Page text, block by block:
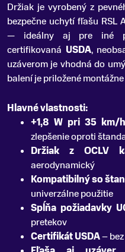
Držiak je vyrobený z
bezpečne uchytí fľašu RSL
— ideálny aj pre iné
certifikovaná USDA,
uzáverom je vhodná do
balení je priložené
Hlavné vlastnosti:
+1,8 W pri 35 km/h
zlepšenie oproti
Držiak z OCLV
aerodynamický
Kompatibilný so
univerzálne použitie
Spĺňa požiadavky
pretekov
Certifikát USDA–